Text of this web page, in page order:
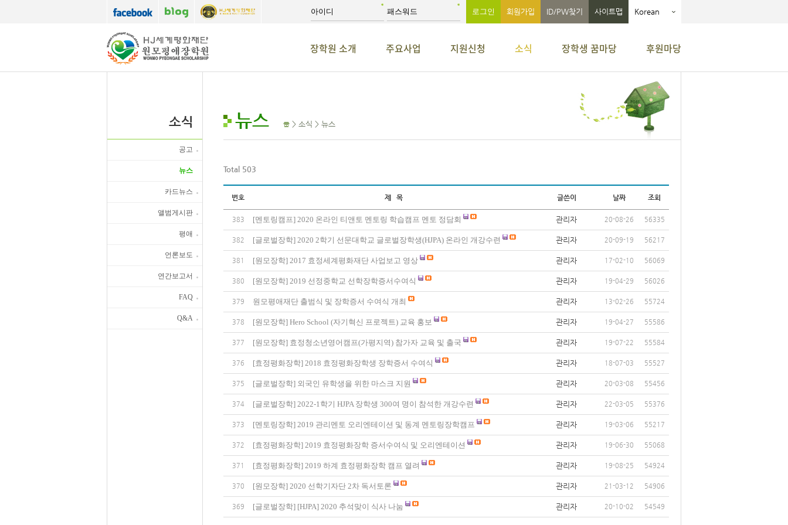
회원가입 ID/PW찾기 사이트맵 Korean
장학원 소개 주요사업 지원신청 소식 장학생 꿈마당 후원마당
소식
공고
뉴스
카드뉴스
앨범게시판
평애
언론보도
연간보고서
FAQ
Q&A
뉴스 > 소식 > 뉴스
Total 503
번호 제 목 글쓴이 날짜 조회
383 [멘토링캠프] 2020 온라인 티앤토 멘토링 학습캠프 멘토 정담회 관리자 20-08-26 56335
382 [글로벌장학] 2020 2학기 선문대학교 글로벌장학생(HJPA) 온라인 개강수련 관리자 20-09-19 56217
381 [원모장학] 2017 효정세계평화재단 사업보고 영상 관리자 17-02-10 56069
380 [원모장학] 2019 선정중학교 선학장학증서수여식 관리자 19-04-29 56026
379 원모평애재단 출범식 및 장학증서 수여식 개최 관리자 13-02-26 55724
378 [원모장학] Hero School (자기혁신 프로젝트) 교육 홍보 관리자 19-04-27 55586
377 [원모장학] 효정청소년영어캠프(가평지역) 참가자 교육 및 출국 관리자 19-07-22 55584
376 [효정평화장학] 2018 효정평화장학생 장학증서 수여식 관리자 18-07-03 55527
375 [글로벌장학] 외국인 유학생을 위한 마스크 지원 관리자 20-03-08 55456
374 [글로벌장학] 2022-1학기 HJPA 장학생 300여 명이 참석한 개강수련 관리자 22-03-05 55376
373 [멘토링장학] 2019 관리멘토 오리엔테이션 및 동계 멘토링장학캠프 관리자 19-03-06 55217
372 [효정평화장학] 2019 효정평화장학 증서수여식 및 오리엔테이션 관리자 19-06-30 55068
371 [효정평화장학] 2019 하계 효정평화장학 캠프 열려 관리자 19-08-25 54924
370 [원모장학] 2020 선학기자단 2차 독서토론 관리자 21-03-12 54906
369 [글로벌장학] [HJPA] 2020 추석맞이 식사 나눔 관리자 20-10-02 54549